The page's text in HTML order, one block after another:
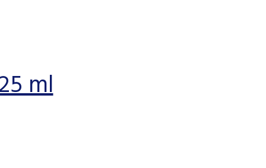
ml